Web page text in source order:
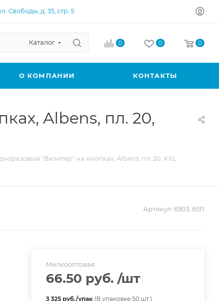
Свободы, д. 35, стр. 5
Каталог 0 0 0
О КОМПАНИИ КОНТАКТЫ
Albens, пл. 20,
"Визитер" на кнопках, Albens, пл. 20, XXL
Артикул: 6503, 6511
Мелкооптовая
66.50 руб. /шт
3 325 руб./упак(В упаковке 50 шт.)